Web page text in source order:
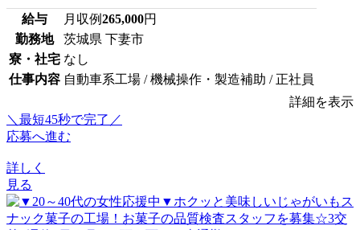
給与 月収例265,000円
勤務地
茨城県 下妻市
寮・社宅 なし
仕事内容 自動車系工場 / 機械操作・製造補助 / 正社員
詳細を表示
＼最短45秒で完了／
応募へ進む
詳しく
見る